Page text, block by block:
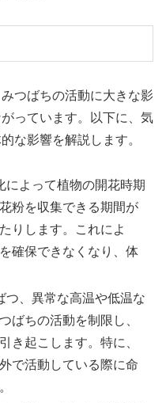
つばちの活動に大きな影
っています。以下に、気
な影響を解説します。
によって植物の開花時期
粉を収集できる期間が
りします。これによ
確保できなくなり、体
つ、異常な高温や低温な
ばちの活動を制限し、
き起こします。特に、
で活動している際に命